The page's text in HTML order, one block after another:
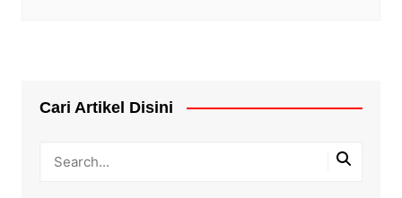
Cari Artikel Disini